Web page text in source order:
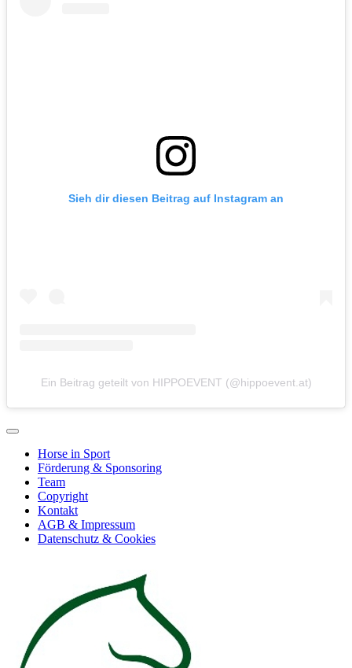
Sieh dir diesen Beitrag auf Instagram an
Ein Beitrag geteilt von HIPPOEVENT (@hippoevent.at)
Horse in Sport
Förderung & Sponsoring
Team
Copyright
Kontakt
AGB & Impressum
Datenschutz & Cookies